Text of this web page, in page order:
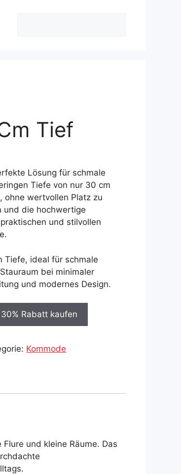
Tief
Lösung für schmale
Tiefe von nur 30 cm
ohne wertvollen Platz zu
und die hochwertige
und stilvollen
Tiefe, ideal für schmale
bei minimaler
und modernes Design.
Rabatt kaufen
Kommode
und kleine Räume. Das